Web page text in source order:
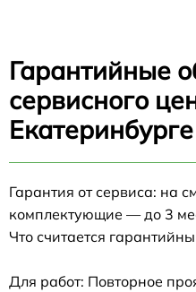
Гарантийные
сервисного
Екатеринбурге
Гарантия от сервиса: на
комплектующие — до 3
Что считается
Для работ: Повторное